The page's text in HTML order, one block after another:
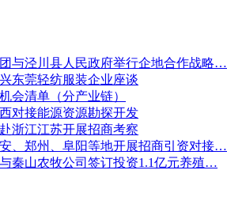
与泾川县人民政府举行企地合作战略…
东莞轻纺服装企业座谈
会清单（分产业链）
对接能源资源勘探开发
浙江江苏开展招商考察
、郑州、阜阳等地开展招商引资对接…
秦山农牧公司签订投资1.1亿元养殖…